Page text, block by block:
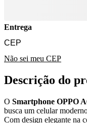
Entrega
Não sei meu CEP
Descrição do
O Smartphone OPPO
busca um celular
Com design elegante na